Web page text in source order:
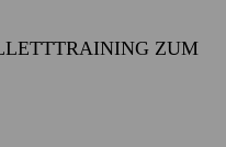
ZUM